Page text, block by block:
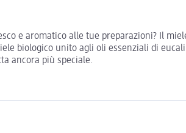
e aromatico alle tue preparazioni? Il
biologico unito agli oli essenziali di
ancora più speciale.